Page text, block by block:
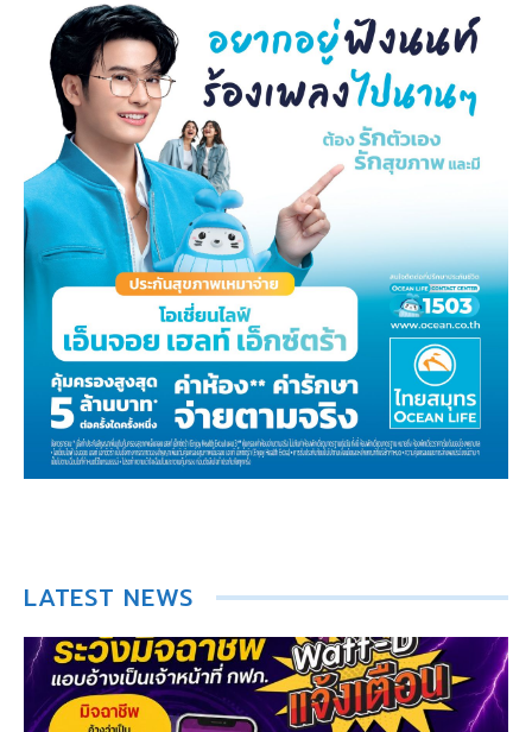
LATEST NEWS